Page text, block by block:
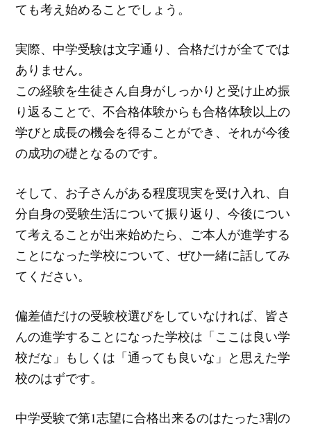
ても考え始めることでしょう。
実際、中学受験は文字通り、合格だけが全てでは
ありません。
この経験を生徒さん自身がしっかりと受け止め振
り返ることで、不合格体験からも合格体験以上の
学びと成長の機会を得ることができ、それが今後
の成功の礎となるのです。
そして、お子さんがある程度現実を受け入れ、自
分自身の受験生活について振り返り、今後につい
て考えることが出来始めたら、ご本人が進学する
ことになった学校について、ぜひ一緒に話してみ
てください。
偏差値だけの受験校選びをしていなければ、皆さ
んの進学することになった学校は「ここは良い学
校だな」もしくは「通っても良いな」と思えた学
校のはずです。
中学受験で第1志望に合格出来るのはたった3割の